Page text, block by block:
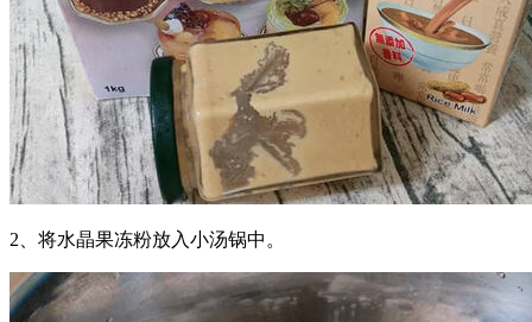
2、将水晶果冻粉放入小汤锅中。